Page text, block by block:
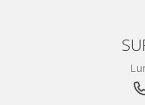
Lumina de crestere